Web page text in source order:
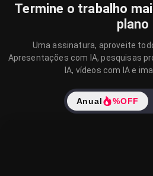
Termine o trabalho
plano
Uma assinatura, aproveite
Apresentações com IA, pesquisas
IA, vídeos com IA e
Anual %OFF